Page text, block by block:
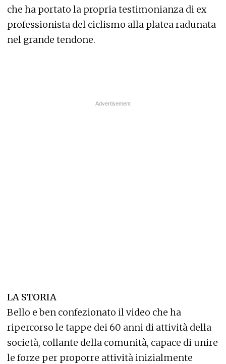
che ha portato la propria testimonianza di ex
professionista del ciclismo alla platea radunata
nel grande tendone.
LA STORIA
Bello e ben confezionato il video che ha
ripercorso le tappe dei 60 anni di attività della
società, collante della comunità, capace di unire
le forze per proporre attività inizialmente